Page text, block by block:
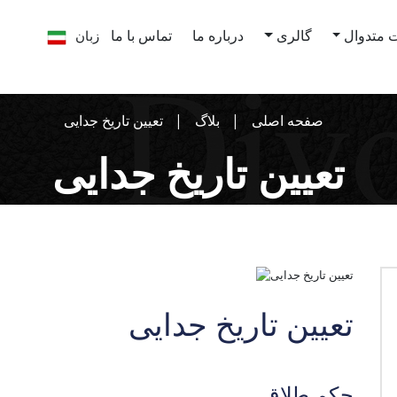
متدوال گالری درباره ما تماس با ما زبان
صفحه اصلی بلاگ تعیین تاریخ جدایی
تعیین تاریخ جدایی
تعیین تاریخ جدایی